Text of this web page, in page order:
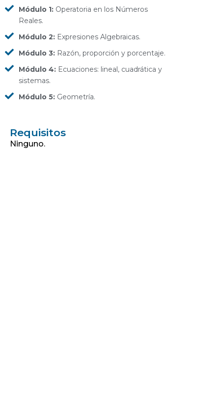
Módulo 1:Operatoria en los Números
Reales.
Módulo 2:Expresiones Algebraicas.
Módulo 3:Razón, proporción y porcentaje.
Módulo 4:Ecuaciones: lineal, cuadrática y
sistemas.
Módulo 5:Geometría.
Requisitos
Ninguno.